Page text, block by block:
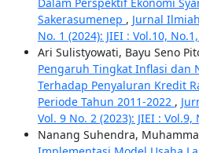
Sakerasumenep , Jurnal
No. 1 (2024): JIEI : Vol.10,
Ari Sulistyowati, Bayu Seno
Pengaruh Tingkat Inflasi dan
Terhadap Penyaluran Kredit
Periode Tahun 2011-2022 ,
Vol. 9 No. 2 (2023): JIEI : Vol.9,
Nanang Suhendra,